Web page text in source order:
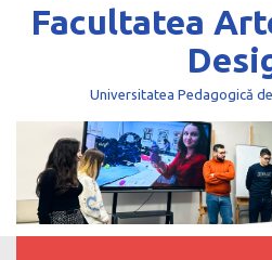
Facultatea
Universitatea Pedagogică